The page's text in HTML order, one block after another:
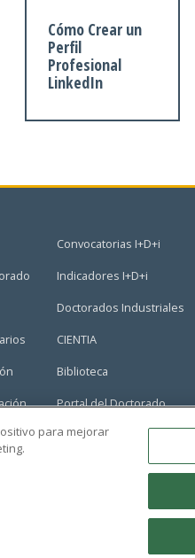
Cómo Crear un
Perfil
Profesional
LinkedIn
Convocatorias I+D+i
Indicadores I+D+i
Doctorados Industriales
CIENTIA
Biblioteca
Portal del Doctorado
para mejorar